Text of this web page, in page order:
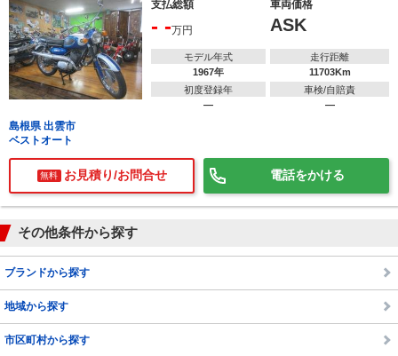
支払総額 車両価格
- -万円 ASK
モデル年式
1967年
走行距離
11703Km
初度登録年
―
車検/自賠責
―
島根県 出雲市
ベストオート
無料 お見積り/お問合せ 電話をかける
その他条件から探す
ブランドから探す
地域から探す
市区町村から探す
排気量
車種